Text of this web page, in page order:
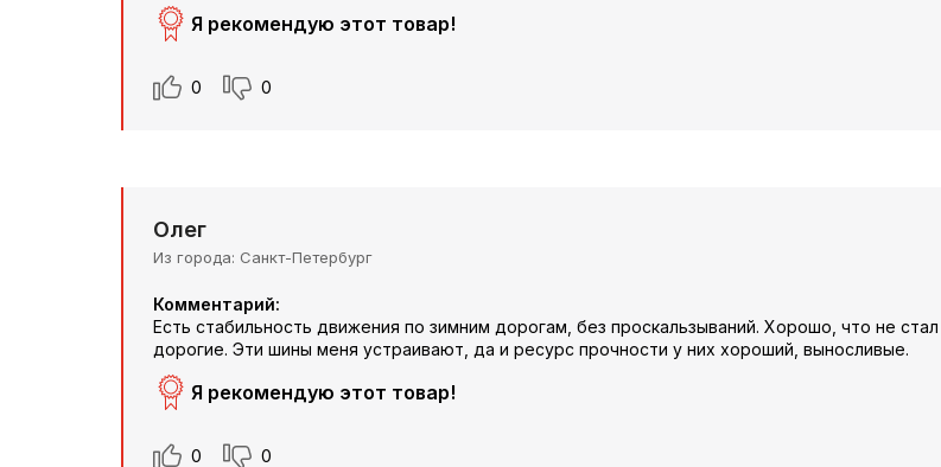
Я рекомендую этот товар!
0 0
Олег
Из города Санкт-Петербург
Комментарий:
Есть стабильность движения по зимним дорогам, без проскальзываний. Хорошо, что не
дорогие. Эти шины меня устраивают, да и ресурс прочности у них хороший, выносливые.
Я рекомендую этот товар!
0 0